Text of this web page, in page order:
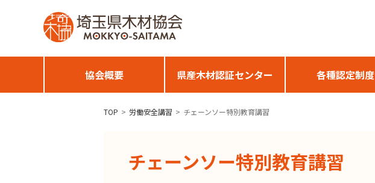
協会概要 県産木材認証センター 各種認定制度
TOP 労働安全講習 チェーンソー特別教育講習
チェーンソー特別教育講習